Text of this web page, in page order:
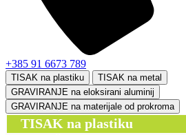
+385 91 6673 789
TISAK na plastiku
TISAK na metal
GRAVIRANJE na eloksirani aluminij
GRAVIRANJE na materijale od prokroma
TISAK na plastiku